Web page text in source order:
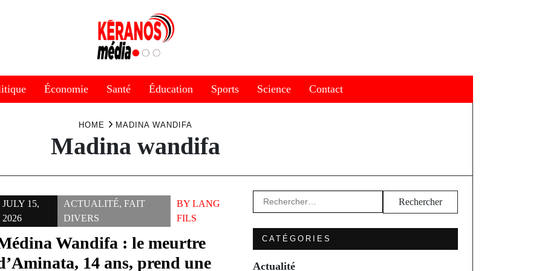
Économie Santé Éducation Sports Science Contact
HOME MADINA WANDIFA
Madina wandifa
JULY 15,
2026
ACTUALITÉ,FAIT
DIVERS
BY LANG
FILS
Wandifa : le meurtre
14 ans, prend une
Rechercher :
CATÉGORIES
Actualité